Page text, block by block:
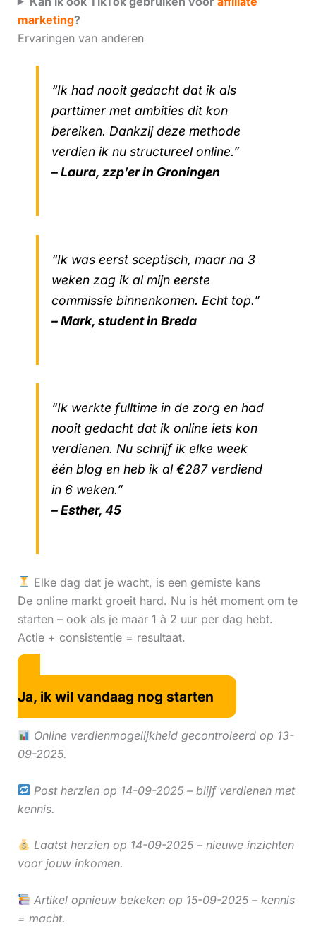
marketing?
Ervaringen van anderen
“Ik had nooit gedacht dat ik als
parttimer met ambities dit kon
bereiken. Dankzij deze methode
verdien ik nu structureel online.”
– Laura, zzp’er in Groningen
“Ik was eerst sceptisch, maar na 3
weken zag ik al mijn eerste
commissie binnenkomen. Echt top.”
– Mark, student in Breda
“Ik werkte fulltime in de zorg en had
nooit gedacht dat ik online iets kon
verdienen. Nu schrijf ik elke week
één blog en heb ik al €287 verdiend
in 6 weken.”
– Esther, 45
Elke dag dat je wacht, is een gemiste kans
De online markt groeit hard. Nu is hét moment om te
starten – ook als je maar 1 à 2 uur per dag hebt.
Actie + consistentie = resultaat.
Ja, ik wil vandaag nog starten
Online verdienmogelijkheid gecontroleerd op 13-
09-2025.
Post herzien op 14-09-2025 – blijf verdienen met
kennis.
Laatst herzien op 14-09-2025 – nieuwe inzichten
voor jouw inkomen.
Artikel opnieuw bekeken op 15-09-2025 – kennis
= macht.